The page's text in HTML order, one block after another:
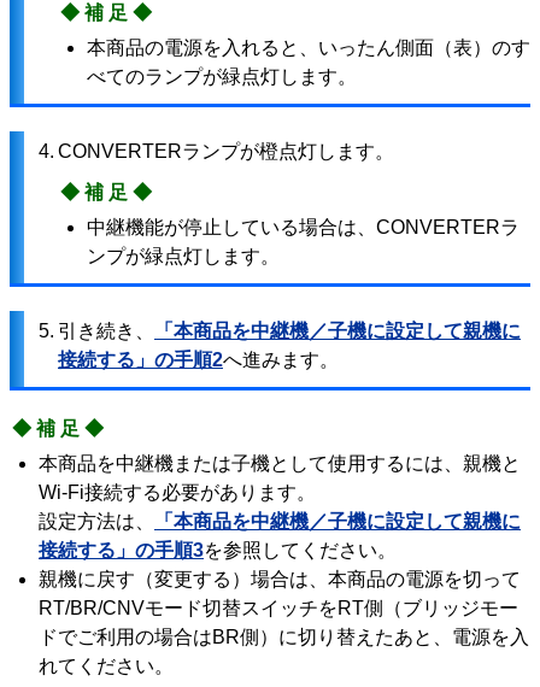
◆補足◆
本商品の電源を入れると、いったん側面（表）のす
べてのランプが緑点灯します。
4. CONVERTERランプが橙点灯します。
◆補足◆
中継機能が停止している場合は、CONVERTERラ
ンプが緑点灯します。
5. 引き続き、
「本商品を中継機／子機に設定して親機に
接続する」の手順2へ進みます。
◆補足◆
本商品を中継機または子機として使用するには、親機と
Wi-Fi接続する必要があります。
設定方法は、
「本商品を中継機／子機に設定して親機に
接続する」の手順3を参照してください。
親機に戻す（変更する）場合は、本商品の電源を切って
RT/BR/CNVモード切替スイッチをRT側（ブリッジモー
ドでご利用の場合はBR側）に切り替えたあと、電源を入
れてください。